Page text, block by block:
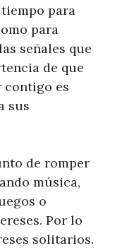
para
para
señales que
de que
contigo es
sus
de romper
música,
o
Por lo
solitarios.